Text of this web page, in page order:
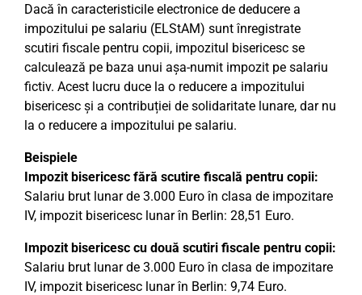
Dacă în caracteristicile electronice de deducere a
impozitului pe salariu (ELStAM) sunt înregistrate
scutiri fiscale pentru copii, impozitul bisericesc se
calculează pe baza unui așa-numit impozit pe salariu
fictiv. Acest lucru duce la o reducere a impozitului
bisericesc și a contribuției de solidaritate lunare, dar nu
la o reducere a impozitului pe salariu.
Beispiele
Impozit bisericesc fără scutire fiscală pentru copii:
Salariu brut lunar de 3.000 Euro în clasa de impozitare
IV, impozit bisericesc lunar în Berlin: 28,51 Euro.
Impozit bisericesc cu două scutiri fiscale pentru copii:
Salariu brut lunar de 3.000 Euro în clasa de impozitare
IV, impozit bisericesc lunar în Berlin: 9,74 Euro.